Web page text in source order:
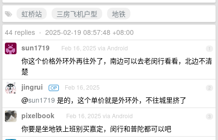
虹桥站
三房飞机户型
地铁
44 replies • 2025-02-19 08:57:48 +08:00
1
sun1719 Feb 16, 2025 via Android
你这个价格外环外再往外了，南边可以去老闵行看看，北边不清
楚
2
jingrui OP Feb 16, 2025
@sun1719 是的，这个单价就是外环外，不往城里挤了
3
pixelbook Feb 16, 2025 via Android
你要是坐地铁上班别买嘉定，闵行和普陀都可以吧